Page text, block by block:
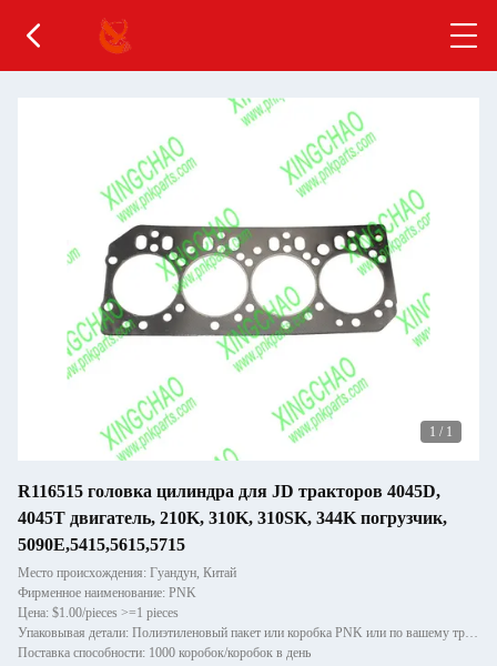
1 / 1
R116515 головка цилиндра для JD тракторов 4045D,
4045T двигатель, 210K, 310K, 310SK, 344K погрузчик,
5090E,5415,5615,5715
Место происхождения: Гуандун, Китай
Фирменное наименование: PNK
Цена: $1.00/pieces >=1 pieces
Упаковывая детали: Полиэтиленовый пакет или коробка PNK или по вашему требованию.
Поставка способности: 1000 коробок/коробок в день